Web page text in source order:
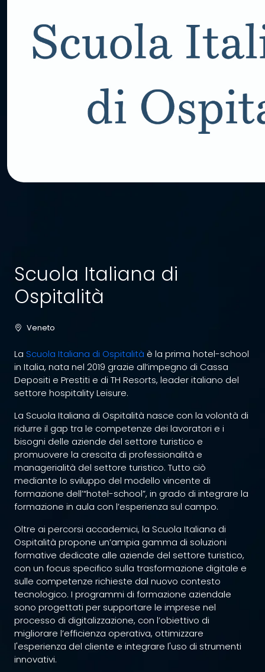
Scuola Italiana di
Ospitalità
Veneto
La Scuola Italiana di Ospitalità è la prima hotel-school
in Italia, nata nel 2019 grazie all’impegno di Cassa
Depositi e Prestiti e di TH Resorts, leader italiano del
settore hospitality Leisure.
La Scuola Italiana di Ospitalità nasce con la volontà di
ridurre il gap tra le competenze dei lavoratori e i
bisogni delle aziende del settore turistico e
promuovere la crescita di professionalità e
managerialità del settore turistico. Tutto ciò
mediante lo sviluppo del modello vincente di
formazione dell’“hotel-school”, in grado di integrare la
formazione in aula con l’esperienza sul campo.
Oltre ai percorsi accademici, la Scuola Italiana di
Ospitalità propone un’ampia gamma di soluzioni
formative dedicate alle aziende del settore turistico,
con un focus specifico sulla trasformazione digitale e
sulle competenze richieste dal nuovo contesto
tecnologico. I programmi di formazione aziendale
sono progettati per supportare le imprese nel
processo di digitalizzazione, con l’obiettivo di
migliorare l’efficienza operativa, ottimizzare
l'esperienza del cliente e integrare l'uso di strumenti
innovativi.